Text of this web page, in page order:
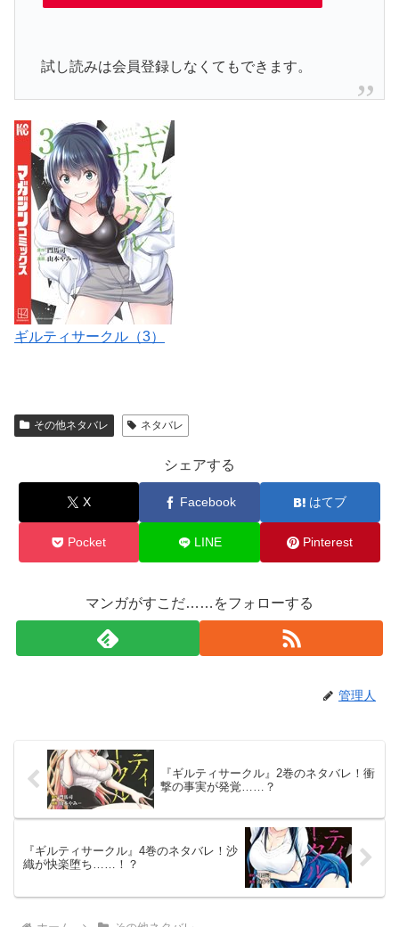
試し読みは会員登録しなくてもできます。
ギルティサークル（3）
その他ネタバレ ネタバレ
シェアする
X Facebook はてブ
Pocket LINE Pinterest
マンガがすこだ……をフォローする
管理人
『ギルティサークル』2巻のネタバレ！衝
撃の事実が発覚……？
『ギルティサークル』4巻のネタバレ！沙
織が快楽堕ち……！？